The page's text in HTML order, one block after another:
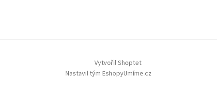
Vytvořil Shoptet
Nastavil tým EshopyUmíme.cz